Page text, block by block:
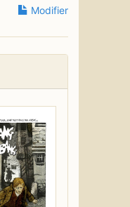
Modifier